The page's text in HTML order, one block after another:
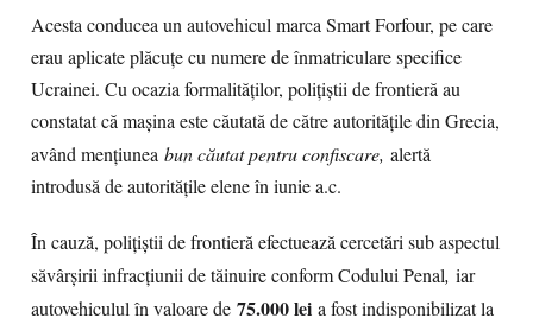
Acesta conducea un autovehicul marca Smart Forfour, pe care
erau aplicate plăcuțe cu numere de înmatriculare specifice
Ucrainei. Cu ocazia formalităților, polițiștii de frontieră au
constatat că mașina este căutată de către autoritățile din Grecia,
având mențiunea bun căutat pentru confiscare, alertă
introdusă de autoritățile elene în iunie a.c.
În cauză, polițiștii de frontieră efectuează cercetări sub aspectul
săvârşirii infracţiunii de tăinuire conform Codului Penal, iar
autovehiculul în valoare de 75.000 lei a fost indisponibilizat la